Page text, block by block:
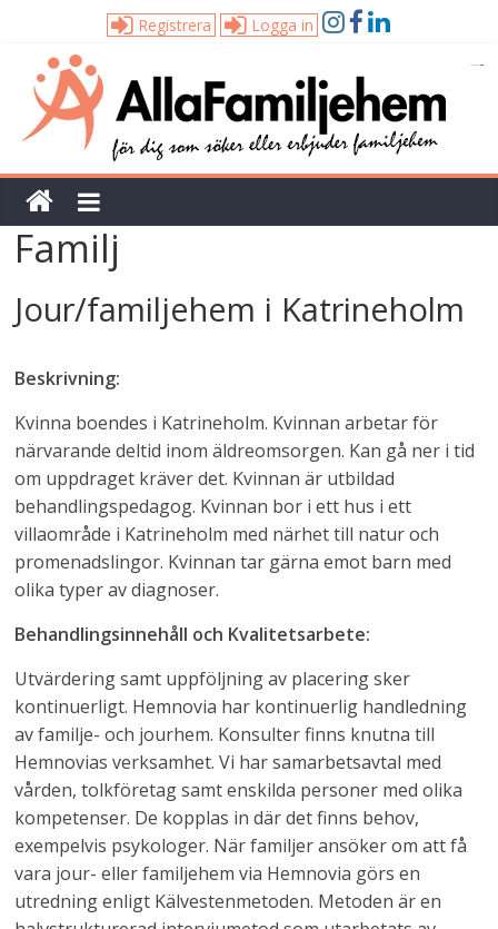
Registrera Logga in
Alla
Familjehem
Unik
tjänst
dig
som
eller
familjehem
Familj
Jour/familjehem i Katrineholm
Beskrivning:
Kvinna boendes i Katrineholm. Kvinnan arbetar för
närvarande deltid inom äldreomsorgen. Kan gå ner i tid
om uppdraget kräver det. Kvinnan är utbildad
behandlingspedagog. Kvinnan bor i ett hus i ett
villaområde i Katrineholm med närhet till natur och
promenadslingor. Kvinnan tar gärna emot barn med
olika typer av diagnoser.
Behandlingsinnehåll och Kvalitetsarbete:
Utvärdering samt uppföljning av placering sker
kontinuerligt. Hemnovia har kontinuerlig handledning
av familje- och jourhem. Konsulter finns knutna till
Hemnovias verksamhet. Vi har samarbetsavtal med
vården, tolkföretag samt enskilda personer med olika
kompetenser. De kopplas in där det finns behov,
exempelvis psykologer. När familjer ansöker om att få
vara jour- eller familjehem via Hemnovia görs en
utredning enligt Kälvestenmetoden. Metoden är en